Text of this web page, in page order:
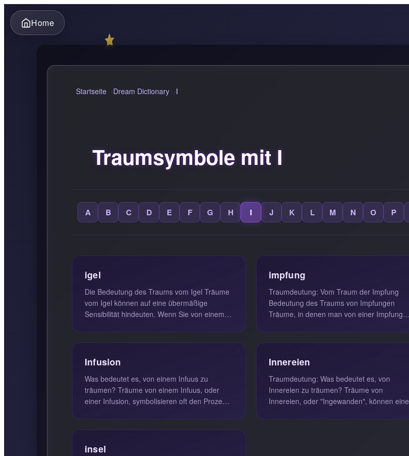
Home
Startseite Dream Dictionary I
Traumsymbole mit I
A B C D E F G H I J K L M N O P
igel
Die Bedeutung des Traums vom Igel Träume
vom Igel können auf eine übermäßige
Sensibilität hindeuten. Wenn Sie von einem
impfung
Traumdeutung: Vom Traum der Impfung
Bedeutung des Traums von Impfungen
Träume, in denen man von einer Impfung
Infusion
Was bedeutet es, von einem Infuus zu
träumen? Träume von einem Infuus, oder
einer Infusion, symbolisieren oft den Prozess
Innereien
Traumdeutung: Was bedeutet es, von
Innereien zu träumen? Träume von
Innereien, oder "Ingewanden", können eine
insel